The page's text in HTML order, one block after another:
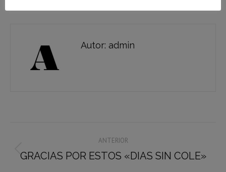
Autor: admin
entre
ANTERIOR
Publicación
GRACIAS POR ESTOS «DIAS SIN COLE»